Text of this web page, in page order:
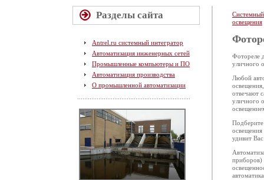
Разделы сайта
Antrel.ru системный интегратор
Автоматизация инженерных сетей
Промышленные компьютеры и ПО
Автоматизация производства
О промышленной автоматизации
освещения
Фотореле
уличного
Любой
отвечают
уличного
удивит
приборов)